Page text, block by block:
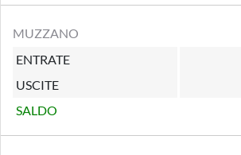
MUZZANO
ENTRATE
USCITE
SALDO